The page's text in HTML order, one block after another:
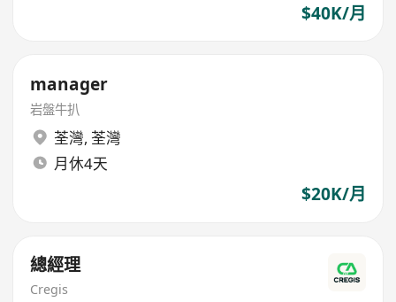
$40K/月
manager
岩盤牛扒
荃灣, 荃灣
月休4天
$20K/月
總經理
Cregis